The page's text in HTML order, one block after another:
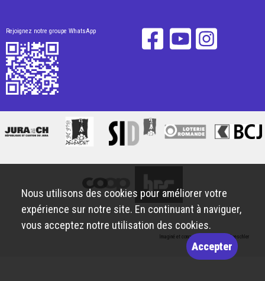
Rejoignez notre groupe WhatsApp
Imaginé et conçu par Giorgianni & Moeschler
Nous utilisons des cookies pour améliorer votre
expérience sur notre site. En continuant à naviguer,
vous acceptez notre utilisation des cookies.
Accepter